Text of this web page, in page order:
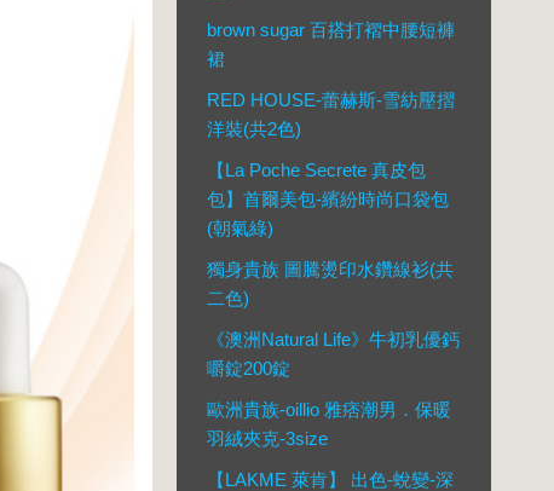
brown sugar 百搭打褶中腰短褲
裙
RED HOUSE-蕾赫斯-雪紡壓摺
洋裝(共2色)
【La Poche Secrete 真皮包
包】首爾美包-繽紛時尚口袋包
(朝氣綠)
獨身貴族 圖騰燙印水鑽線衫(共
二色)
《澳洲Natural Life》牛初乳優鈣
嚼錠200錠
歐洲貴族-oillio 雅痞潮男．保暖
羽絨夾克-3size
【LAKME 萊肯】 出色-蛻變-深